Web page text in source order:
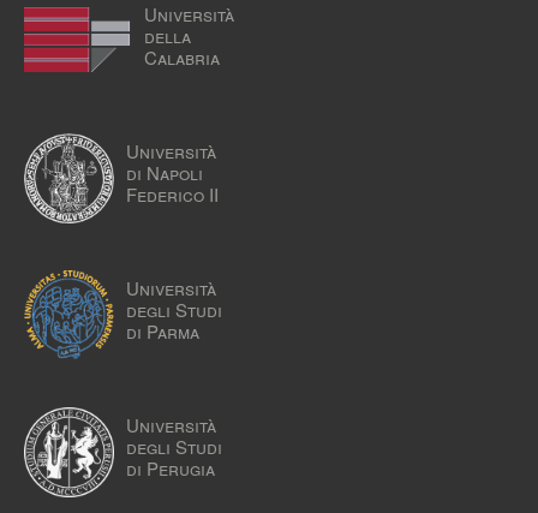
Università
della
Calabria
Università
di Napoli
Federico II
Università
degli Studi
di Parma
Università
degli Studi
di Perugia